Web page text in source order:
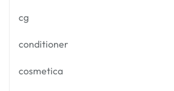
cg
conditioner
cosmetica